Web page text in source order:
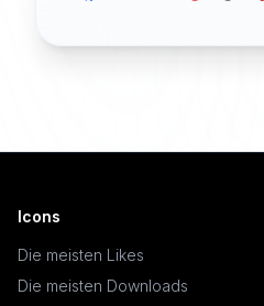
Icons
Die meisten Likes
Die meisten Downloads